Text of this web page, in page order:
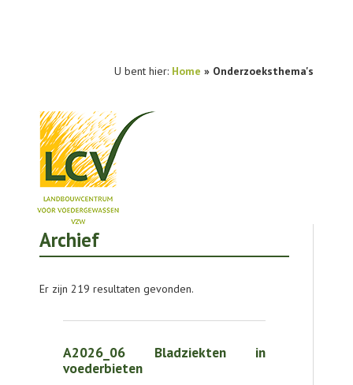
U bent hier: Home » Onderzoeksthema's
NIEUWS
AGENDA
Archief
Er zijn 219 resultaten gevonden.
A2026_06 Bladziekten in
voederbieten